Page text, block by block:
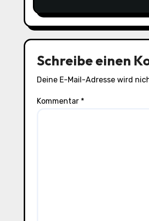
t
i
o
n
Schreibe einen
Deine E-Mail-Adresse wird
Kommentar *